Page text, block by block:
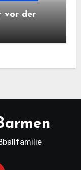
vor der